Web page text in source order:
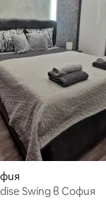
Swing в София